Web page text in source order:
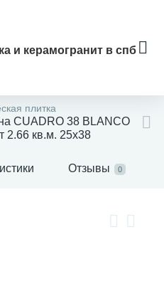
и керамогранит в спб
плитка
CUADRO 38 BLANCO
2.66 кв.м. 25x38
Отзывы 0